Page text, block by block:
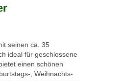
seinen ca. 35
ideal für geschlossene
einen schönen
, Weihnachts-